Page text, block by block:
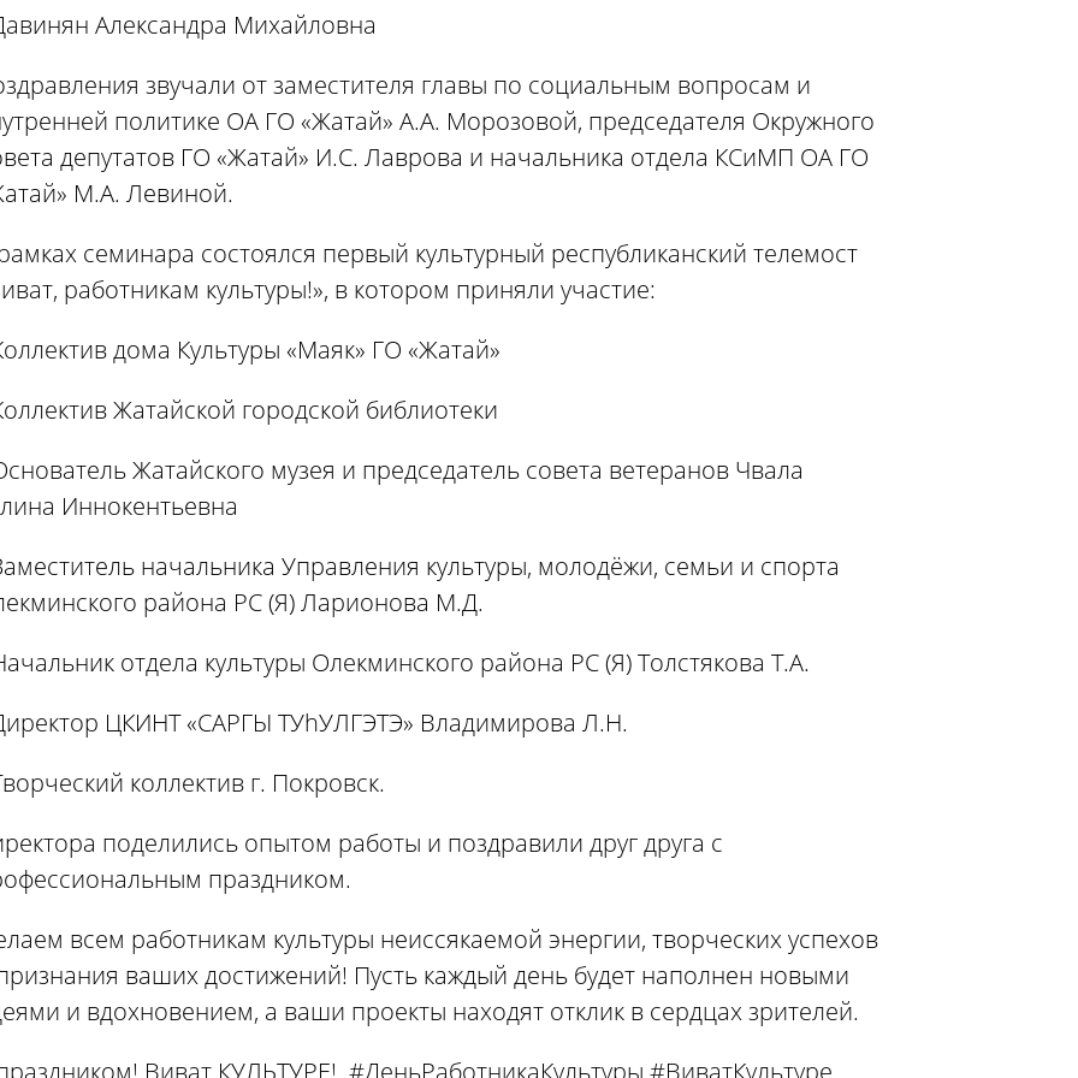
Александра Михайловна
звучали от заместителя главы по социальным вопросам и
политике ОА ГО «Жатай» А.А. Морозовой, председателя Окружного
депутатов ГО «Жатай» И.С. Лаврова и начальника отдела КСиМП ОА ГО
М.А. Левиной.
семинара состоялся первый культурный республиканский телемост
работникам культуры!», в котором приняли участие:
дома Культуры «Маяк» ГО «Жатай»
Жатайской городской библиотеки
Жатайского музея и председатель совета ветеранов Чвала
Иннокентьевна
начальника Управления культуры, молодёжи, семьи и спорта
района РС (Я) Ларионова М.Д.
отдела культуры Олекминского района РС (Я) Толстякова Т.А.
ЦКИНТ «САРГЫ ТУhУЛГЭТЭ» Владимирова Л.Н.
коллектив г. Покровск.
поделились опытом работы и поздравили друг друга с
праздником.
всем работникам культуры неиссякаемой энергии, творческих успехов
ваших достижений! Пусть каждый день будет наполнен новыми
и вдохновением, а ваши проекты находят отклик в сердцах зрителей.
Виват КУЛЬТУРЕ! #ДеньРаботникаКультуры #ВиватКультуре